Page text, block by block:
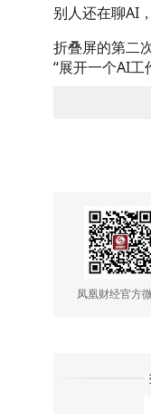
别人还在聊AI
折叠屏的第二
“展开一个AI工
凤凰财经官方